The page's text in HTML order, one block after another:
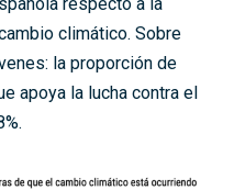
climático. Sobre
la proporción de
apoya la lucha contra el